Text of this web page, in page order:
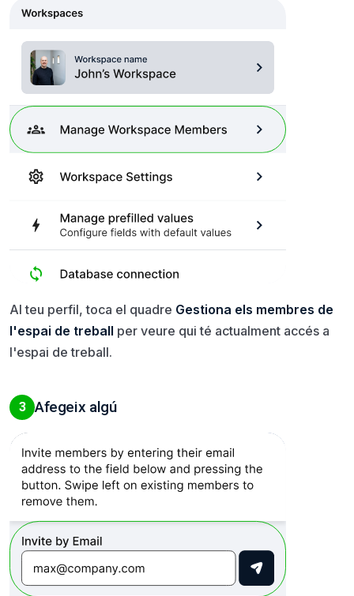
Al teu perfil, toca el quadre Gestiona els membres de
l'espai de treball per veure qui té actualment accés a
l'espai de treball.
3 Afegeix algú